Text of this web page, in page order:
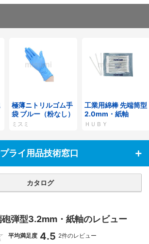
極薄ニトリルゴム手
袋 ブルー（粉なし）
ミスミ
工業用綿棒 先端筒型
2.0mm・紙軸
ＨＵＢＹ
ライ用品技術窓口
カタログ
弾型3.2mm・紙軸のレビュー
4.5
平均満足度 4.5 2件のレビュー